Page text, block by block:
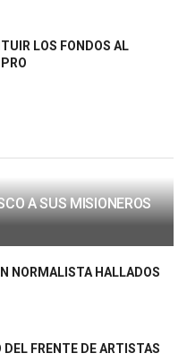
LOS FONDOS AL
A SUS MISIONEROS
NORMALISTA HALLADOS
FRENTE DE ARTISTAS